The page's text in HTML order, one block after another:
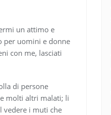
un attimo e
per uomini e donne
con me, lasciati
di persone
molti altri malati; li
vedere i muti che